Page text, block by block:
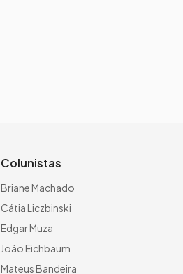
Colunistas
Briane Machado
Cátia Liczbinski
Edgar Muza
João Eichbaum
Mateus Bandeira